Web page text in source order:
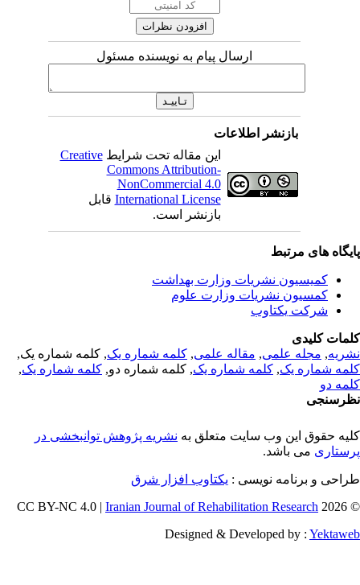
ارسال پیام به نویسنده مسئول
بازنشر اطلاعات
این مقاله تحت شرایطCreative
Commons Attribution-
NonCommercial 4.0
International Licenseقابل
بازنشر است.
های مرتبط
کمیسیون نشریات وزارت بهداشت
کمسیون نشریات وزارت علوم
شرکت یکتاوب
کلیدی
,مجله علمی, مقاله علمی, کلمه شماره یک, کلمه شماره یک,
شماره یک,کلمه شماره یک, کلمه شماره دو,کلمه شماره یک,
دو
حقوق این وب سایت متعلق بهنشریه پژوهش توانبخشی در
می باشد.
و برنامه نویسی : یکتاوب افزار شرق
©
Iranian Journal of Rehabilitation Research
Designed & Developed by :